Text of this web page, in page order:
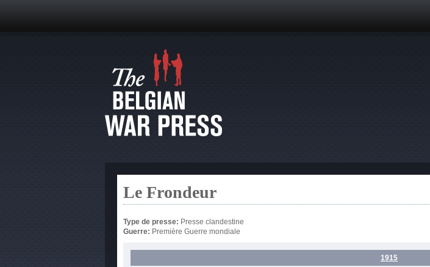
Le Frondeur
Type de presse: Presse clandestine
Guerre: Première Guerre mondiale
1915